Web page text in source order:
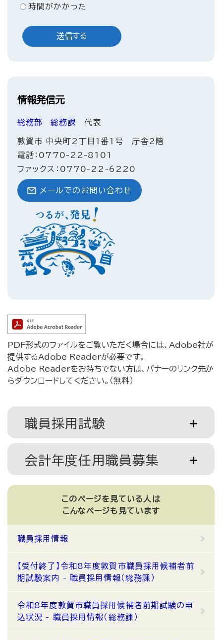
時間がかかった
情報発信元
総務部 総務課 代表
敦賀市 中央町2丁目1番1号 庁舎2階
電話：0770-22-8101
ファックス：0770-22-6220
メールでのお問い合わせ
PDF形式のファイルをご覧いただく場合には、Adobe社が
提供するAdobe Readerが必要です。
Adobe Readerをお持ちでない方は、バナーのリンク先か
らダウンロードしてください。（無料）
職員採用試験
会計年度任用職員募集
このページを見ている人は
こんなページも見ています
職員採用情報
【受付終了】令和8年度敦賀市職員採用候補者前
期試験案内 - 職員採用情報（総務課）
令和8年度敦賀市職員採用候補者前期試験の申
込状況 - 職員採用情報（総務課）